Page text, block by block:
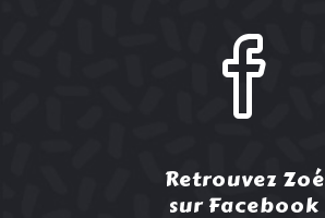
Retrouvez Zoé
sur Facebook